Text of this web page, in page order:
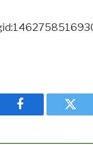
Facebook